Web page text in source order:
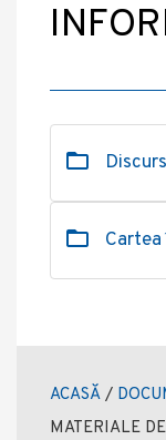
ACASĂ /
MATERIALE